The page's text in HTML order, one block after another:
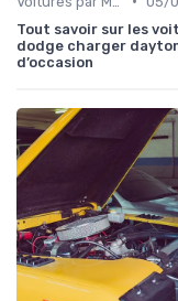
Tout savoir sur les
dodge charger
d’occasion